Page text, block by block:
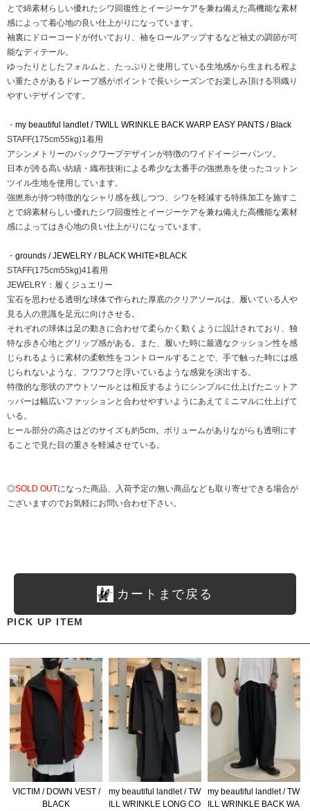
とで綿素材らしい優れたシワ回復性とイージーケアを兼ね備えた高機能な素材
感によって着心地の良い仕上がりになっています。
袖裏にドローコードが付いており、袖をロールアップするなど袖丈の調節が可
能なディテール。
ゆったりとしたフォルムと、たっぷりと使用している生地感から生まれる程よ
い重たさがあるドレープ感がポイントで長いシーズンでお楽しみ頂ける羽織り
やすいデザインです。
・ my beautiful landlet / TWILL WRINKLE BACK WARP EASY PANTS / Black
STAFF(175cm55kg)1着用
アシンメトリーのバックワープデザインが特徴のワイドイージーパンツ。
日本が誇る高い紡績・織布技術による希少な太番手の強撚糸を使ったコットン
ツイル生地を使用しています。
強撚糸が持つ特徴的なシャリ感を残しつつ、シワを軽減する特殊加工を施すこ
とで綿素材らしい優れたシワ回復性とイージーケアを兼ね備えた高機能な素材
感によってはき心地の良い仕上がりになっています。
・ grounds / JEWELRY / BLACK WHITE×BLACK
STAFF(175cm55kg)41着用
JEWELRY：履くジュエリー
宝石を思わせる透明な球体で作られた厚底のクリアソールは、履いている人や
見る人の意識を足元に向けさせる。
それぞれの球体は足の動きに合わせて柔らかく動くように設計されており、独
特な歩き心地とグリップ感がある。また、履いた時に最適なクッション性を感
じられるように素材の柔軟性をコントロールすることで、手で触った時には感
じられないような、フワフワと浮いているような感覚を演出する。
特徴的な形状のアウトソールとは相反するようにシンプルに仕上げたニットア
ッパーは幅広いファッションと合わせやすいようにあえてミニマルに仕上げて
いる。
ヒール部分の高さはどのサイズも約5cm。ボリュームがありながらも透明にす
ることで見た目の重さを軽減させている。
◎SOLD OUTになった商品、入荷予定の無い商品なども取り寄せできる場合が
ございますのでお気軽にお問い合わせ下さい。
カートまで戻る
PICK UP ITEM
VICTIM / DOWN VEST /
BLACK
my beautiful landlet / TW
ILL WRINKLE LONG CO
my beautiful landlet / TW
ILL WRINKLE BACK WA